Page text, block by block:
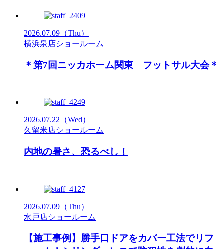
2026.07.09 （Thu）
横浜泉店ショールーム
＊第7回ニッカホーム関東 フットサル大会＊
2026.07.22 （Wed）
久留米店ショールーム
内地の暑さ、恐るべし！
2026.07.09 （Thu）
水戸店ショールーム
【施工事例】勝手口ドアをカバー工法でリフ